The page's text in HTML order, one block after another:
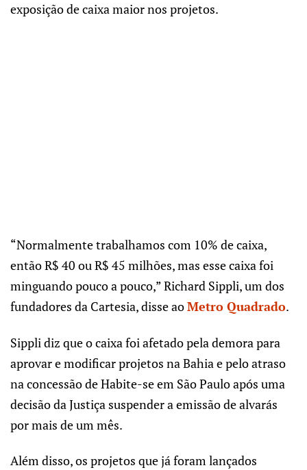
exposição de caixa maior nos projetos.
“Normalmente trabalhamos com 10% de caixa,
então R$ 40 ou R$ 45 milhões, mas esse caixa foi
minguando pouco a pouco,” Richard Sippli, um dos
fundadores da Cartesia, disse aoMetro Quadrado.
Sippli diz que o caixa foi afetado pela demora para
aprovar e modificar projetos na Bahia e pelo atraso
na concessão de Habite-se em São Paulo após uma
decisão da Justiça suspender a emissão de alvarás
por mais de um mês.
Além disso, os projetos que já foram lançados